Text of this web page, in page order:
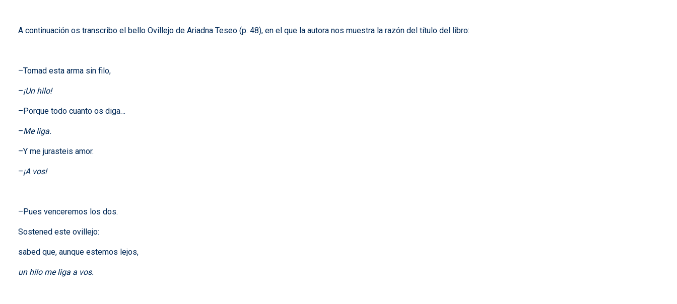
A continuación os transcribo el bello Ovillejo de Ariadna Teseo (p. 48), en el que la autora nos muestra la razón del título del libro:
–Tomad esta arma sin filo,
–¡Un hilo!
–Porque todo cuanto os diga…
–Me liga.
–Y me jurasteis amor.
–¡A vos!
–Pues venceremos los dos.
Sostened este ovillejo:
sabed que, aunque estemos lejos,
un hilo me liga a vos.